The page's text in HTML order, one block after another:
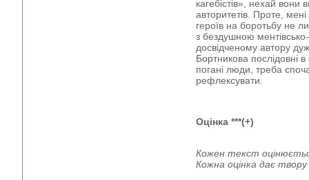
кагебістів», нехай
авторитетів. Проте,
героїв на боротьбу не
з бездушною
досвідченому автору
Бортникова послідовні
погані люди, треба
рефлексувати.
Оцінка ***(+)
Кожен текст
Кожна оцінка дає